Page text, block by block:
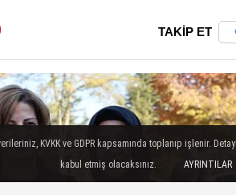
TAKİP ET
KVKK ve GDPR kapsamında toplanıp işlenir.
kabul etmiş olacaksınız.
AYRINTILAR